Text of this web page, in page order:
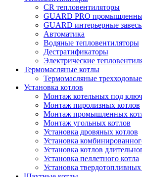
CR тепловентиляторы
GUARD PRO
GUARD интерьерные
Автоматика
Водяные тепловентиляторы
Дестратификаторы
Электрические
Термомасляные котлы
Термомасляные
Установка котлов
Монтаж котельных под ключ
Монтаж пиролизных котлов
Монтаж промышленных
Монтаж угольных котлов
Установка дровяных котлов
Установка
Установка котлов
Установка пеллетного котла
Установка твердотопливных